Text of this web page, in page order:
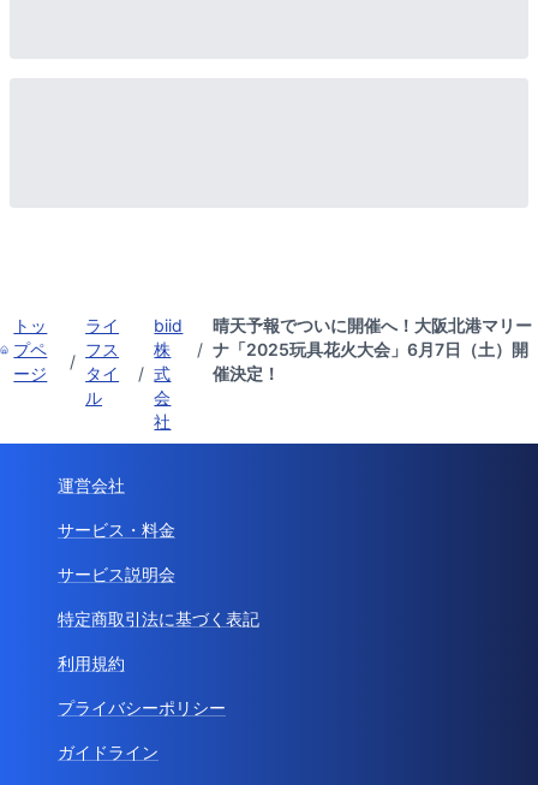
トッ
プペ
ージ
/
ライ
フス
タイ
ル
/
biid
株
式
会
社
/
晴天予報でついに開催へ！大阪北港マリー
ナ「2025玩具花火大会」6月7日（土）開
催決定！
運営会社
サービス・料金
サービス説明会
特定商取引法に基づく表記
利用規約
プライバシーポリシー
ガイドライン